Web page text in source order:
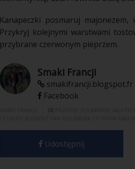
Kanapeczki posmaruj
Przykryj kolejnymi warstwami
przybrane czerwonym pieprzem.
Smaki Francji
smakifrancji.blogspot.fr
Facebook
Udostępnij